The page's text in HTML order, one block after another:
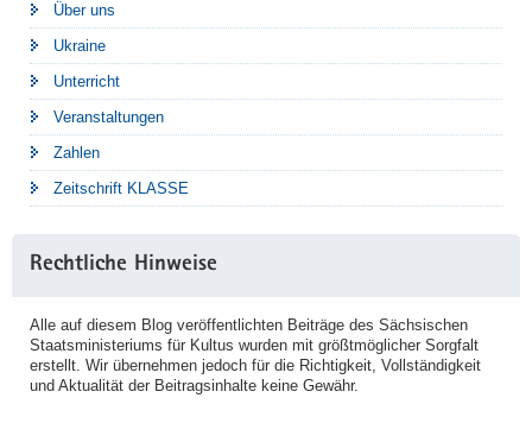
Über uns
Ukraine
Unterricht
Veranstaltungen
Zahlen
Zeitschrift KLASSE
Rechtliche Hinweise
Alle auf diesem Blog veröffentlichten Beiträge des Sächsischen
Staatsministeriums für Kultus wurden mit größtmöglicher Sorgfalt
erstellt. Wir übernehmen jedoch für die Richtigkeit, Vollständigkeit
und Aktualität der Beitragsinhalte keine Gewähr.